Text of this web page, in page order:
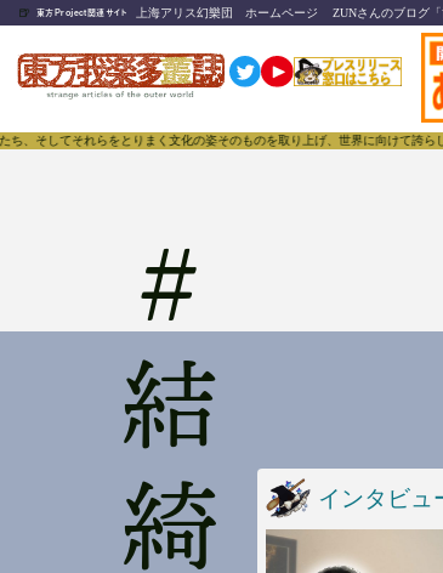
🍺 東方Project関連サイト 上海アリス幻樂団 ホームページ ZUNさんのブログ「
らをとりまく文化の姿そのものを取り上げ、世界に向けて誇らしく発信
#
インタビュ